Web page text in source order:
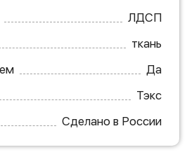
ЛДСП
ткань
Да
Тэкс
Сделано в России